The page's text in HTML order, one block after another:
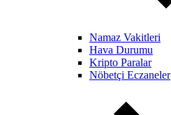
Namaz Vakitleri
Hava Durumu
Kripto Paralar
Nöbetçi Eczaneler